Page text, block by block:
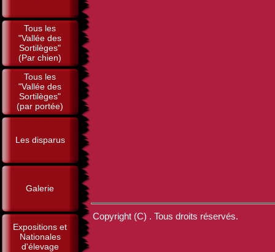
Tous les
"Vallée des
Sortilèges"
(Par chien)
Tous les
"Vallée des
Sortilèges"
(par portée)
Les disparus
Galerie
Expositions et
Nationales
d'élevage
Copyright (C) . Tous droits réservés.